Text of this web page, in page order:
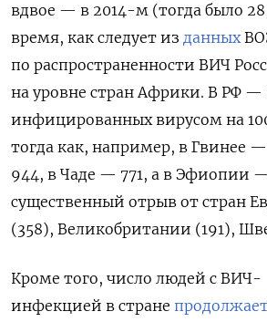
вдвое — в 2014-м (тогда было
время, как следует из данных
по распространенности ВИЧ
на уровне стран Африки. В РФ —
инфицированных вирусом на
тогда как, например, в Гвинее
944, в Чаде — 771, а в Эфиопии —
существенный отрыв от стран
(358), Великобритании (191),
Кроме того, число людей с ВИЧ-
инфекцией в стране